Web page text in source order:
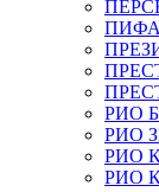
РИО
РИО
РИО
РИО